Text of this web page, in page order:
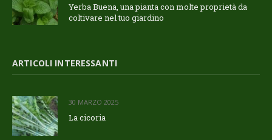
Yerba Buena, una pianta con molte proprietà da
coltivare nel tuo giardino
ARTICOLI INTERESSANTI
30 MARZO 2025
La cicoria